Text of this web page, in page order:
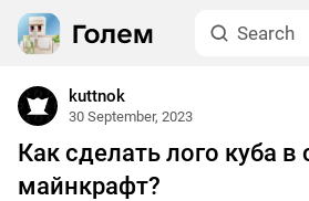
kuttnok
30 September, 2023
Как сделать лого куба в
майнкрафт?